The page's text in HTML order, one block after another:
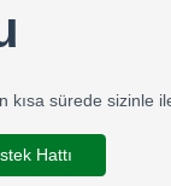
kısa sürede sizinle
Hattı